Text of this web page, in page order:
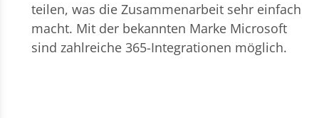
teilen, was die Zusammenarbeit sehr einfach
macht. Mit der bekannten Marke Microsoft
sind zahlreiche 365-Integrationen möglich.